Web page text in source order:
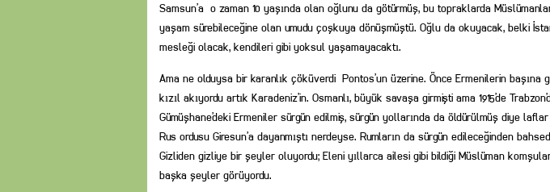
Samsun’a o zaman 10 yaşında olan oğlunu da götürmüş, bu topraklarda
yaşam sürebileceğine olan umudu çoşkuya dönüşmüştü. Oğlu da okuyacak, belki
mesleği olacak, kendileri gibi yoksul yaşamayacaktı.
Ama ne olduysa bir karanlık çöküverdi Pontos’un üzerine. Önce Ermenilerin başına
kızıl akıyordu artık Karadeniz’in. Osmanlı, büyük savaşa girmişti ama 1915’de
Gümüşhane’deki Ermeniler sürgün edilmiş, sürgün yollarında da öldürülmüş diye
Rus ordusu Giresun’a dayanmıştı nerdeyse. Rumların da sürgün edileceğinden
Gizliden gizliye bir şeyler oluyordu; Eleni yıllarca ailesi gibi bildiği Müslüman
başka şeyler görüyordu.